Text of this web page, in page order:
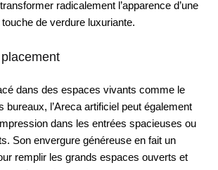
radicalement l’apparence d’une
de verdure luxuriante.
dans des espaces vivants comme le
bureaux, l’Areca artificiel peut également
dans les entrées spacieuses ou
Son envergure généreuse en fait un
remplir les grands espaces ouverts et